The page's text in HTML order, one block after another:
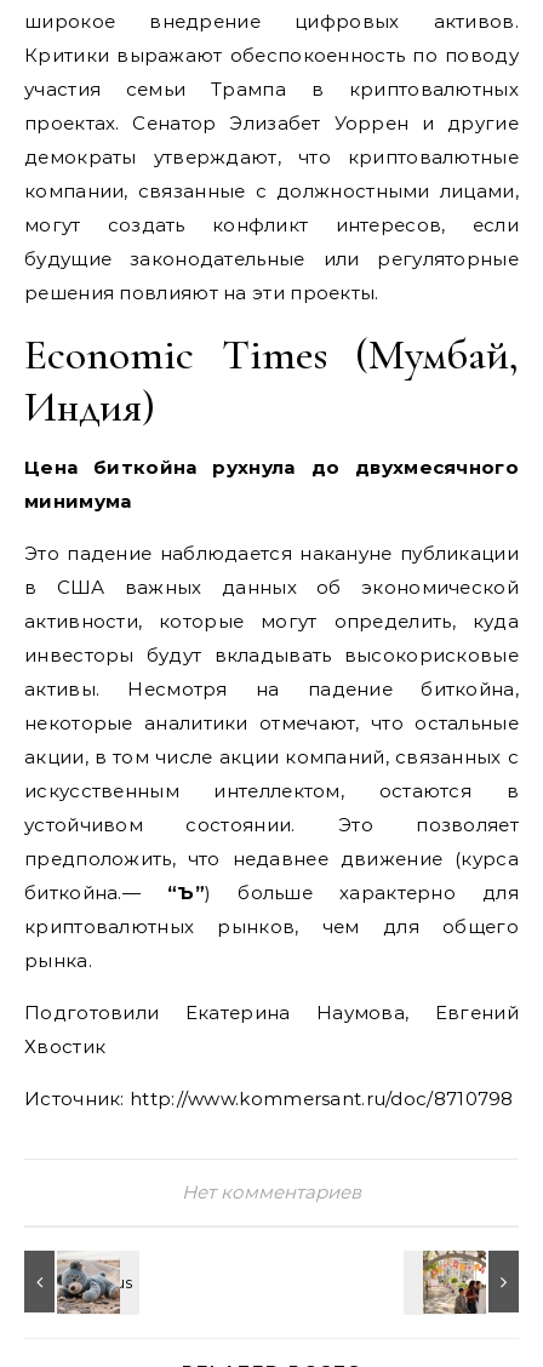
широкое внедрение цифровых активов.
Критики выражают обеспокоенность по поводу
участия семьи Трампа в криптовалютных
проектах. Сенатор Элизабет Уоррен и другие
демократы утверждают, что криптовалютные
компании, связанные с должностными лицами,
могут создать конфликт интересов, если
будущие законодательные или регуляторные
решения повлияют на эти проекты.
Economic Times (Мумбай,
Индия)
Цена биткойна рухнула до двухмесячного
минимума
Это падение наблюдается накануне публикации
в США важных данных об экономической
активности, которые могут определить, куда
инвесторы будут вкладывать высокорисковые
активы. Несмотря на падение биткойна,
некоторые аналитики отмечают, что остальные
акции, в том числе акции компаний, связанных с
искусственным интеллектом, остаются в
устойчивом состоянии. Это позволяет
предположить, что недавнее движение (курса
биткойна.— “Ъ”) больше характерно для
криптовалютных рынков, чем для общего
рынка.
Подготовили Екатерина Наумова, Евгений
Хвостик
Источник: http://www.kommersant.ru/doc/8710798
Нет комментариев